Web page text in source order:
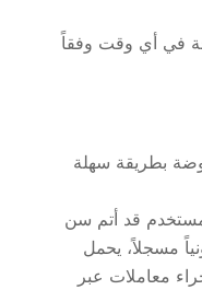
في أي وقت وفقاً
بطريقة سهلة
قد أتم سن
مسجلاً، يحمل
معاملات عبر